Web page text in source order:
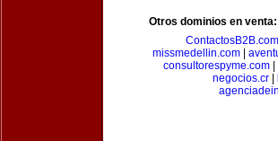
Otros dominios en venta:
ContactosB2B.com
missmedellin.com
consultorespyme.com|
negocios.cr|